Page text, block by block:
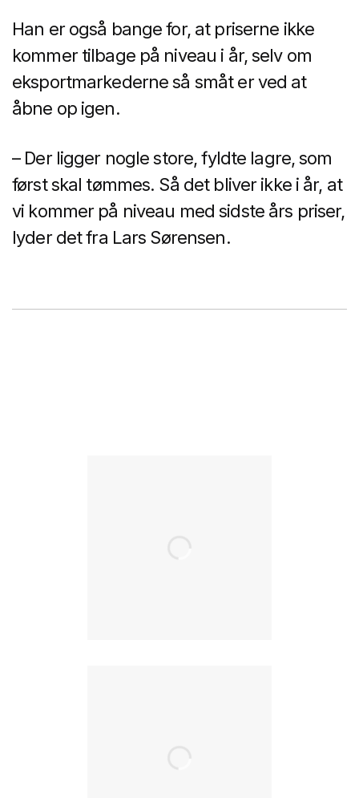
Han er også bange for, at priserne ikke
kommer tilbage på niveau i år, selv om
eksportmarkederne så småt er ved at
åbne op igen.
– Der ligger nogle store, fyldte lagre, som
først skal tømmes. Så det bliver ikke i år, at
vi kommer på niveau med sidste års priser,
lyder det fra Lars Sørensen.